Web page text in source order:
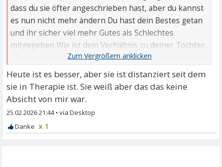
dass du sie öfter angeschrieben hast, aber du kannst
es nun nicht mehr ändern Du hast dein Bestes getan
und ihr sicher viel mehr Gutes als Schlechtes
mitgegeben Wie ist dein Verhältnis zu deiner Tochter
Heute ist es besser, aber sie ist distanziert seit dem
sie in Therapie ist. Sie weiß aber das das keine
Absicht von mir war.
25.02.2026 21:44•
x 1